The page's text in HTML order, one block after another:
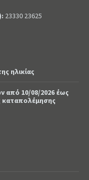
23330 23625
ηλικίας
από 10/08/2026 έως
καταπολέμησης